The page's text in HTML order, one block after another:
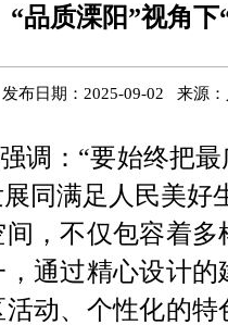
“品质溧阳”视角
发布日期：2025-09-02 来源
调： “要始终把
同满足人民美好
间，不仅包容着
通过精心设计
动、个性化的